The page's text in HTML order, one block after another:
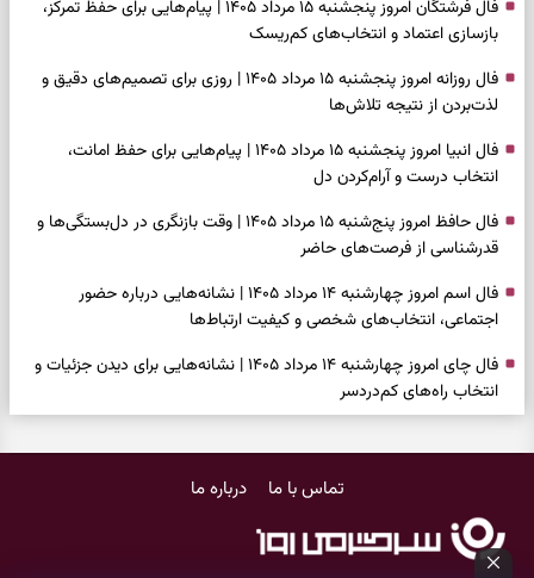
فال فرشتگان امروز پنجشنبه ۱۵ مرداد ۱۴۰۵ | پیام‌هایی برای حفظ تمرکز،
بازسازی اعتماد و انتخاب‌های کم‌ریسک
فال روزانه امروز پنجشنبه ۱۵ مرداد ۱۴۰۵ | روزی برای تصمیم‌های دقیق و
لذت‌بردن از نتیجه تلاش‌ها
فال انبیا امروز پنجشنبه ۱۵ مرداد ۱۴۰۵ | پیام‌هایی برای حفظ امانت،
انتخاب درست و آرام‌کردن دل
فال حافظ امروز پنج‌شنبه ۱۵ مرداد ۱۴۰۵ | وقت بازنگری در دل‌بستگی‌ها و
قدرشناسی از فرصت‌های حاضر
فال اسم امروز چهارشنبه ۱۴ مرداد ۱۴۰۵ | نشانه‌هایی درباره حضور
اجتماعی، انتخاب‌های شخصی و کیفیت ارتباط‌ها
فال چای امروز چهارشنبه ۱۴ مرداد ۱۴۰۵ | نشانه‌هایی برای دیدن جزئیات و
انتخاب راه‌های کم‌دردسر
انتخاب چیزی که ارزش ماندن دارد
تماس با ما درباره ما